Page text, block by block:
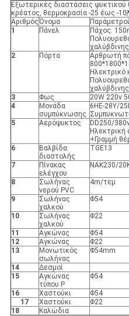
Εξωτερικές διαστάσεις
κρέατος, θερμοκρασία -25 έως -
ΑριθμόςΌνομα
Παράμετροι
1
Πάνελ
Πάχος:
2
Πόρτα
Αρθρωτή
Ηλεκτρικό
3
Φως
20W 220v
4
Μονάδα
συμπύκνωσης
6HE-28Y/
5
Αερόψυκτος
DD250/
Ηλεκτρική
+Γραμμή
6
Βαλβίδα
διαστολής
TGE13
7
Πίνακας
ελέγχου
NAK230/
8
Σωλήνας
νερού PVC
4m/τεμ
9
Σωλήνας
χαλκού
Φ54
10
Σωλήνας
χαλκού
Φ22
11 Αγκώνας
Φ54
12
Αγκώνας
Φ22
13
Μονωτικός
σωλήνας
Φ54mm
14
Δεσμοί
15
Αγκώνας
τύπου P
Φ54
16 Χαστούκι
Φ54
17
Χαστούκι
Φ22
18
Καλώδια